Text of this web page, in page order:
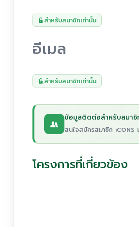
สำหรับสมาชิกเท่านั้น
อีเมล
สำหรับสมาชิกเท่านั้น
ข้อมูลติดต่อสำหรับสมาชิ
สนใจสมัครสมาชิก iCONS
โครงการที่เกี่ยวข้อง